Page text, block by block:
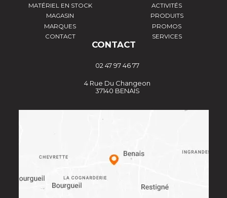
MATÉRIEL EN STOCK
ACTIVITÉS
MAGASIN
PRODUITS
MARQUES
PROMOS
CONTACT
SERVICES
CONTACT
02 47 97 46 77
4 Rue Du Changeon
37140 BENAIS